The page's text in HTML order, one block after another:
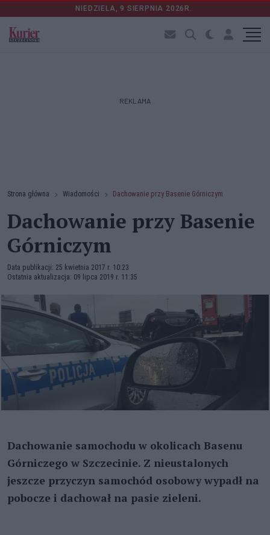
NIEDZIELA, 9 SIERPNIA 2026R.
REKLAMA
Strona główna Wiadomości Dachowanie przy Basenie Górniczym
Dachowanie przy Basenie
Górniczym
Data publikacji: 25 kwietnia 2017 r. 10:23
Ostatnia aktualizacja: 09 lipca 2019 r. 11:35
Dachowanie samochodu w okolicach Basenu
Górniczego w Szczecinie. Z nieustalonych
jeszcze przyczyn samochód osobowy wypadł na
pobocze i dachował na pasie zieleni.